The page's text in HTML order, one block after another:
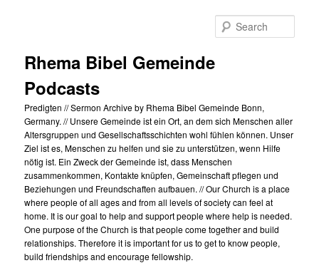
Rhema Bibel Gemeinde
Podcasts
Predigten // Sermon Archive by Rhema Bibel Gemeinde Bonn,
Germany. // Unsere Gemeinde ist ein Ort, an dem sich Menschen aller
Altersgruppen und Gesellschaftsschichten wohl fühlen können. Unser
Ziel ist es, Menschen zu helfen und sie zu unterstützen, wenn Hilfe
nötig ist. Ein Zweck der Gemeinde ist, dass Menschen
zusammenkommen, Kontakte knüpfen, Gemeinschaft pflegen und
Beziehungen und Freundschaften aufbauen. // Our Church is a place
where people of all ages and from all levels of society can feel at
home. It is our goal to help and support people where help is needed.
One purpose of the Church is that people come together and build
relationships. Therefore it is important for us to get to know people,
build friendships and encourage fellowship.